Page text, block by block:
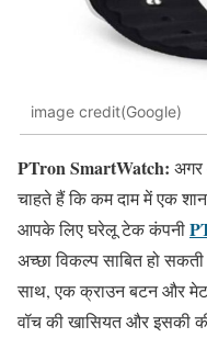
image credit(Google)
PTron SmartWatch:
चाहते हैं कि कम दाम में एक
आपके लिए घरेलू टेक कंपनी
अच्छा विकल्प साबित हो
साथ, एक क्राउन बटन और
वॉच की खासियत और इसकी